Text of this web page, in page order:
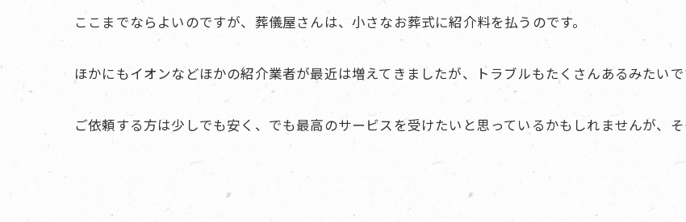
ここまでならよいのですが、葬儀屋さんは、小さなお葬式に紹介料を払うのです。
ほかにもイオンなどほかの紹介業者が最近は増えてきましたが、トラブルもたくさんあるみたいで
ご依頼する方は少しでも安く、でも最高のサービスを受けたいと思っているかもしれませんが、